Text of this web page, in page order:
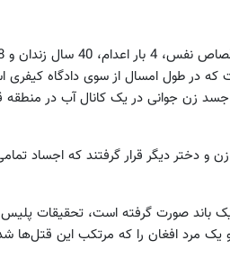
در طول امسال از سوی دادگاه کیفری
این باند مخوف، پاییز 86 و با پیدا شدن جسد زن جوانی در یک کانال آب
به فاصله چند ماه از پیدا شدن این جسد، ماموران در جریان قتل 6 زن و دختر دیگر قرار گرفتند که
باند صورت گرفته است، تحقیقات پلیس
شد و ماموران بعد از ماه‌ها جست‌وجو توانستند 3برادر و یک مرد افغان را که مرتکب
؛ واکنش مردم را